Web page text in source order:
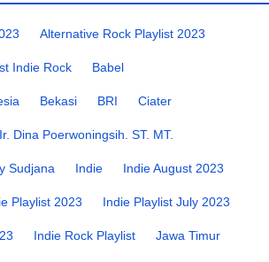
Alternative Rock Playlist 2023
Indie Rock Babel
Bekasi BRI Ciater
Dina Poerwoningsih. ST. MT.
Sudjana Indie Indie August 2023
Playlist 2023 Indie Playlist July 2023
Indie Rock Playlist Jawa Timur